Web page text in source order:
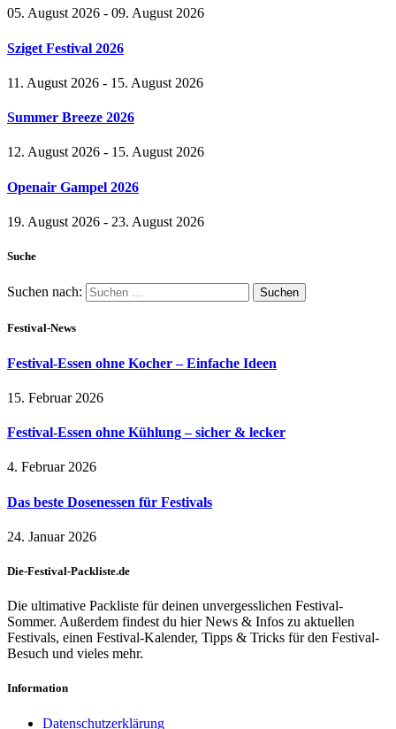
05. August 2026 - 09. August 2026
Sziget Festival 2026
11. August 2026 - 15. August 2026
Summer Breeze 2026
12. August 2026 - 15. August 2026
Openair Gampel 2026
19. August 2026 - 23. August 2026
Suche
Suchen nach:
Festival-News
Festival-Essen ohne Kocher – Einfache Ideen
15. Februar 2026
Festival-Essen ohne Kühlung – sicher & lecker
4. Februar 2026
Das beste Dosenessen für Festivals
24. Januar 2026
Die-Festival-Packliste.de
Die ultimative Packliste für deinen unvergesslichen Festival-
Sommer. Außerdem findest du hier News & Infos zu aktuellen
Festivals, einen Festival-Kalender, Tipps & Tricks für den Festival-
Besuch und vieles mehr.
Information
Datenschutzerklärung